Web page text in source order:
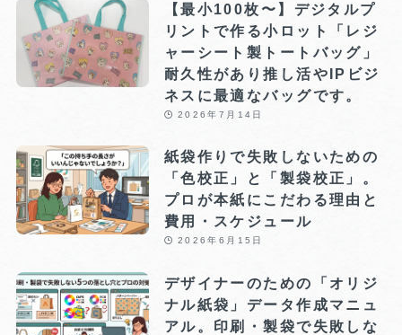
【最小100枚〜】デジタルプ
リントで作る小ロット「レジ
ャーシート製トートバッグ」
耐久性があり推し活やIPビジ
ネスに最適なバッグです。
2026年7月14日
紙袋作りで失敗しないための
「色校正」と「製袋校正」。
プロが本紙にこだわる理由と
費用・スケジュール
2026年6月15日
デザイナーのための「オリジ
ナル紙袋」データ作成マニュ
アル。印刷・製袋で失敗しな